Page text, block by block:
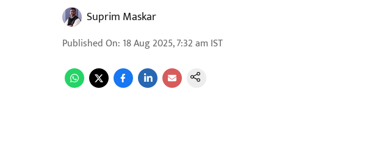
Suprim Maskar
Published On: 18 Aug 2025, 7:32 am IST